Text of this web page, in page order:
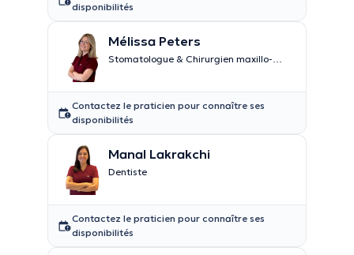
disponibilités
Mélissa Peters
Stomatologue & Chirurgien maxillo-
Contactez le praticien pour connaître ses
disponibilités
Manal Lakrakchi
Dentiste
Contactez le praticien pour connaître ses
disponibilités